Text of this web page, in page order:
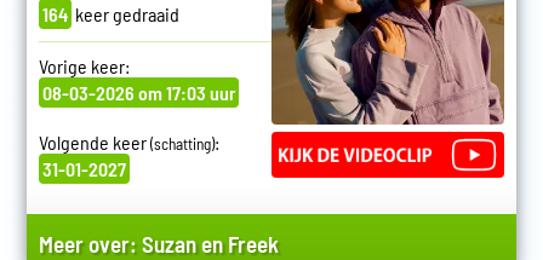
164 keer gedraaid
Vorige keer:
08-03-2026 om 17:03 uur
Volgende keer(schatting):
31-01-2027
Meer over:Suzan en Freek